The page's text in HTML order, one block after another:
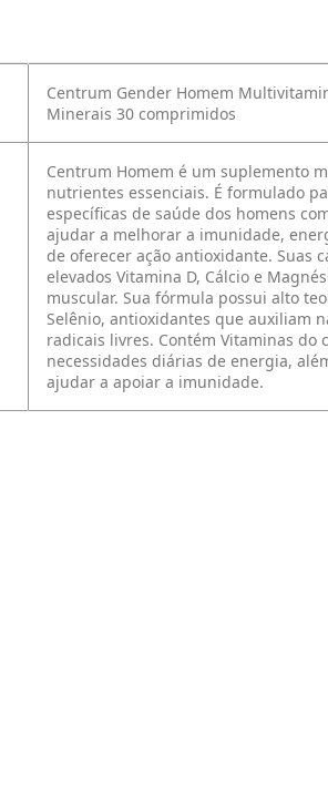
Centrum Gender Homem
Minerais 30 comprimidos
Centrum Homem é um suplemento
nutrientes essenciais. É formulado
específicas de saúde dos homens
ajudar a melhorar a imunidade,
de oferecer ação antioxidante. Suas
elevados Vitamina D, Cálcio e
muscular. Sua fórmula possui alto
Selênio, antioxidantes que auxiliam
radicais livres. Contém Vitaminas do
necessidades diárias de energia,
ajudar a apoiar a imunidade.